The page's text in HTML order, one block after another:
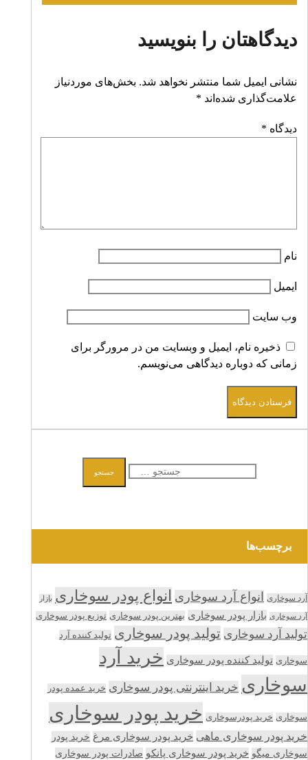
دیدگاهتان را بنویسید
نشانی ایمیل شما منتشر نخواهد شد. بخش‌های موردنیاز
علامت‌گذاری شده‌اند *
دیدگاه *
نام
ایمیل
وب‌ سایت
ذخیره نام، ایمیل و وبسایت من در مرورگر برای
زمانی که دوباره دیدگاهی می‌نویسم.
فرستادن دیدگاه
جستجو
برای:
جستجو
برچسب‌ها
آرد سوخاری انواع آرد سوخاری انواع پودر سوخاری بازار
آرد سوخاری بازار پودر سوخاری بهترین پودر سوخاری توزیع پودر سوخاری
تولید آرد سوخاری تولید پودر سوخاری تولید کننده آرد
سوخاری تولید کننده پودر سوخاری خرید آرد
سوخاری خرید اینترنتی پودر سوخاری خرید عمده پودر
سوخاری خرید پودرسوخاری خرید پودر سوخاری
خرید پودر سوخاری ماهی خرید پودر سوخاری مرغ خرید پودر
سوخاری میگو خرید پودر سوخاری پانکو صادرات پودر سوخاری